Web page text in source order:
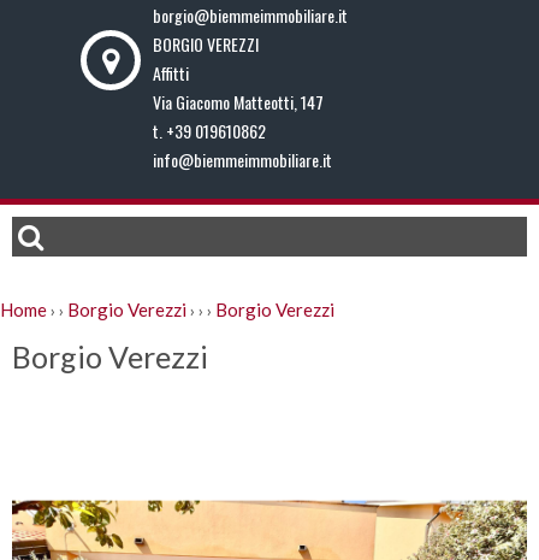
borgio@biemmeimmobiliare.it
BORGIO VEREZZI
Affitti
Via Giacomo Matteotti, 147
t. +39 019610862
info@biemmeimmobiliare.it
Home› › Borgio Verezzi› › › Borgio Verezzi
Borgio Verezzi